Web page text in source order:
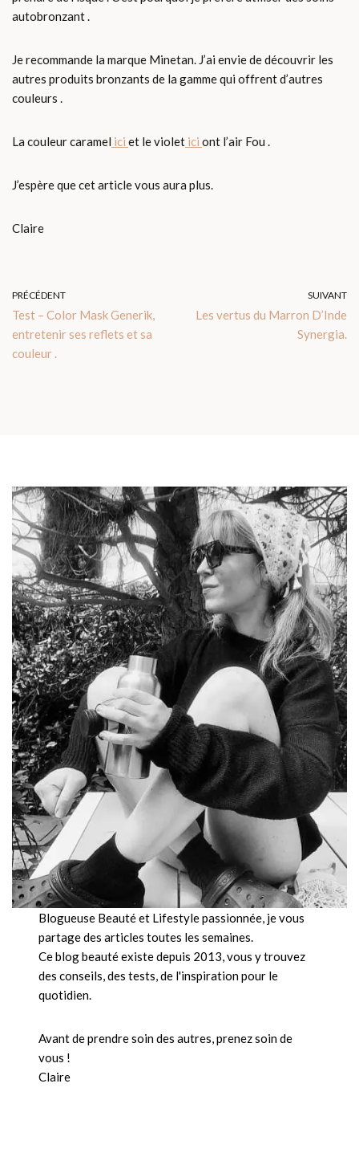
autobronzant .
Je recommande la marque Minetan. J’ai envie de découvrir les
autres produits bronzants de la gamme qui offrent d’autres
couleurs .
La couleur caramel ici et le violet ici ont l’air Fou .
J’espère que cet article vous aura plus.
Claire
PRÉCÉDENT
Test – Color Mask Generik,
entretenir ses reflets et sa
couleur .
SUIVANT
Les vertus du Marron D’Inde
Synergia.
Blogueuse Beauté et Lifestyle passionnée, je vous
partage des articles toutes les semaines.
Ce blog beauté existe depuis 2013, vous y trouvez
des conseils, des tests, de l'inspiration pour le
quotidien.
Avant de prendre soin des autres, prenez soin de
vous !
Claire